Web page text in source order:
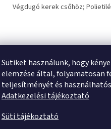
Sütiket használunk, hogy
elemzése által, folyamatosan
teljesítményét és
Adatkezelési tájékoztató
Süti tájékoztató
Végdugó kerek csőhöz;